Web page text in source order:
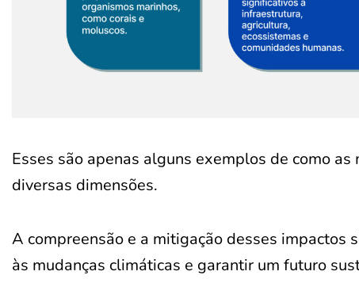
Esses são apenas alguns exemplos de como
diversas dimensões.
A compreensão e a mitigação desses impactos
às mudanças climáticas e garantir um futuro